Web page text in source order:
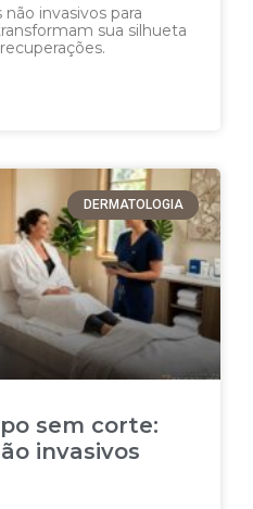
invasivos para
sua silhueta
DERMATOLOGIA
sem corte:
invasivos